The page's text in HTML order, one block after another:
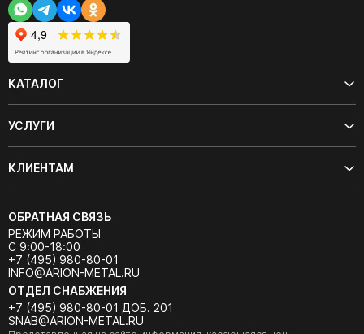
КАТАЛОГ
УСЛУГИ
КЛИЕНТАМ
ОБРАТНАЯ СВЯЗЬ
РЕЖИМ РАБОТЫ
С 9:00-18:00
+7 (495) 980-80-01
INFO@ARION-METAL.RU
ОТДЕЛ СНАБЖЕНИЯ
+7 (495) 980-80-01 ДОБ. 201
SNAB@ARION-METAL.RU